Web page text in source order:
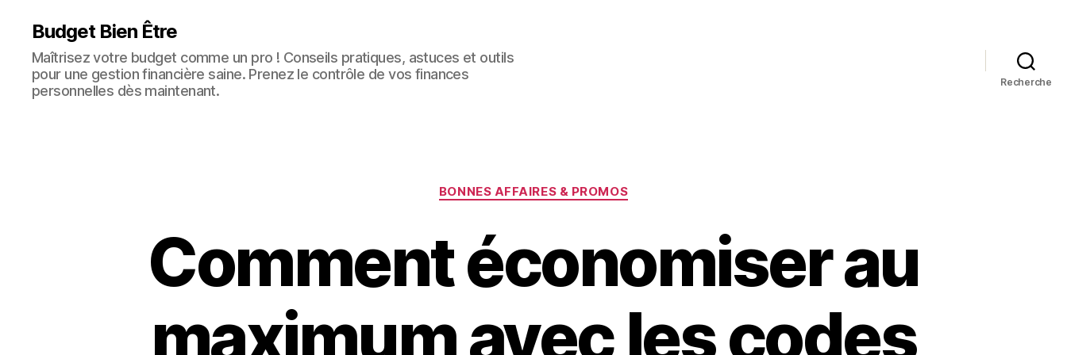
Budget Bien Être
Maîtrisez votre budget comme un pro ! Conseils pratiques, astuces et outils
pour une gestion financière saine. Prenez le contrôle de vos finances
personnelles dès maintenant.
Recherche
Catégories
BONNES AFFAIRES & PROMOS
Comment économiser au
maximum avec les codes